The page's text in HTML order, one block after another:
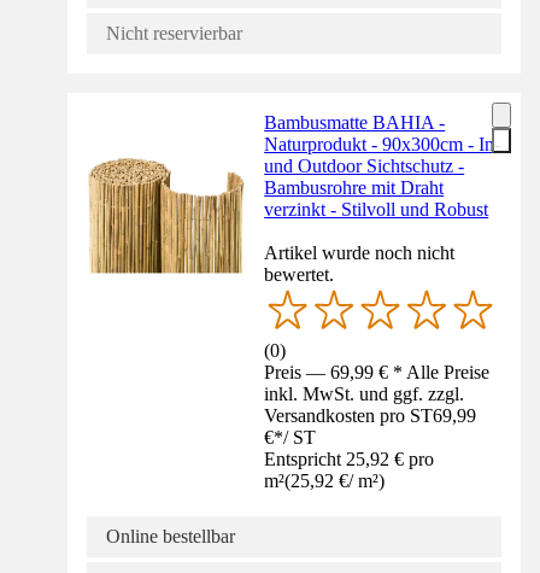
Nicht reservierbar
Bambusmatte BAHIA -
Naturprodukt - 90x300cm - In-
und Outdoor Sichtschutz -
Bambusrohre mit Draht
verzinkt - Stilvoll und Robust
Artikel wurde noch nicht
bewertet.
(0)
Preis — 69,99 € * Alle Preise
inkl. MwSt. und ggf. zzgl.
Versandkosten pro ST69,99
€*/ ST
Entspricht 25,92 € pro
m²(25,92 €/ m²)
Online bestellbar